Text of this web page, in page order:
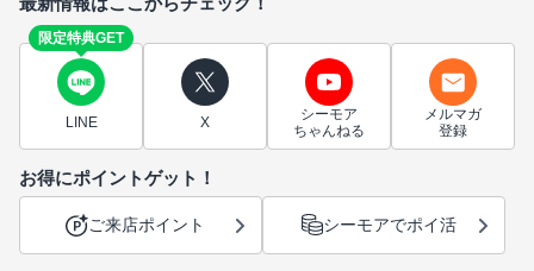
限定特典GET
LINE X
シーモア
ちゃんねる
メルマガ
登録
お得にポイントゲット！
ご来店ポイント シーモアでポイ活